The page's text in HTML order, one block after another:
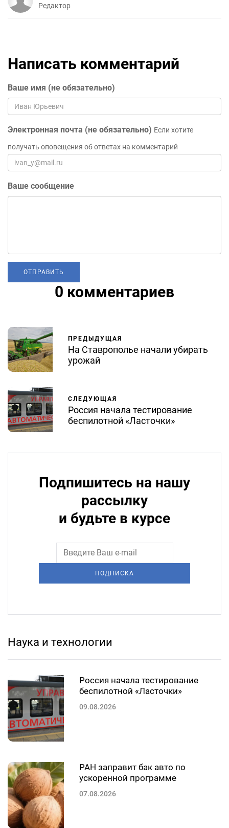
Редактор
Написать комментарий
Ваше имя (не обязательно)
Электронная почта (не обязательно) Если хотите
получать оповещения об ответах на комментарий
Ваше сообщение
0 комментариев
ПРЕДЫДУЩАЯ
На Ставрополье начали убирать
урожай
СЛЕДУЮЩАЯ
Россия начала тестирование
беспилотной «Ласточки»
Подпишитесь на нашу
рассылку
и будьте в курсе
ПОДПИСКА
Наука и технологии
Россия начала тестирование
беспилотной «Ласточки»
09.08.2026
РАН заправит бак авто по
ускоренной программе
07.08.2026